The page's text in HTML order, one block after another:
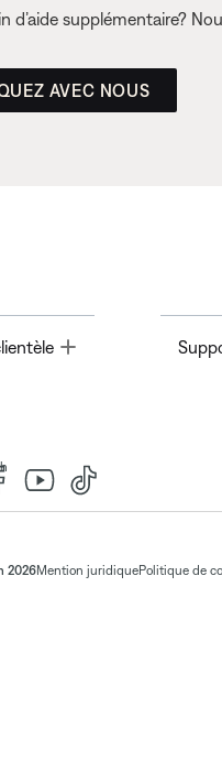
d’aide supplémentaire?
AVEC NOUS
Toggle
2026Mention juridiquePolitique de